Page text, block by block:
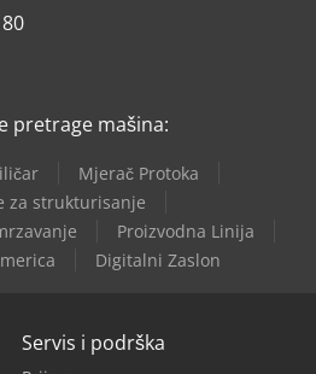
pretrage mašina:
Mjerač Protoka
za strukturisanje
Proizvodna Linija
Digitalni Zaslon
Servis i podrška